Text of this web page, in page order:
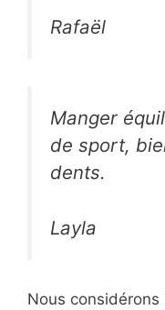
Rafaël
Manger
de sport,
dents.
Layla
Nous considérons